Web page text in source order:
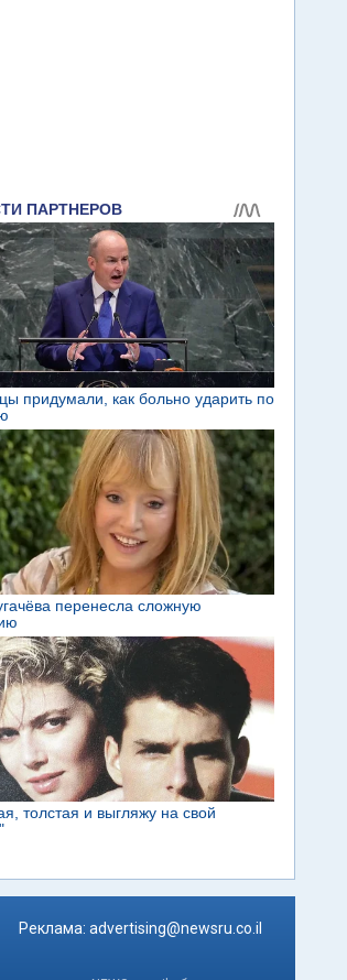
Реклама: advertising@newsru.co.il